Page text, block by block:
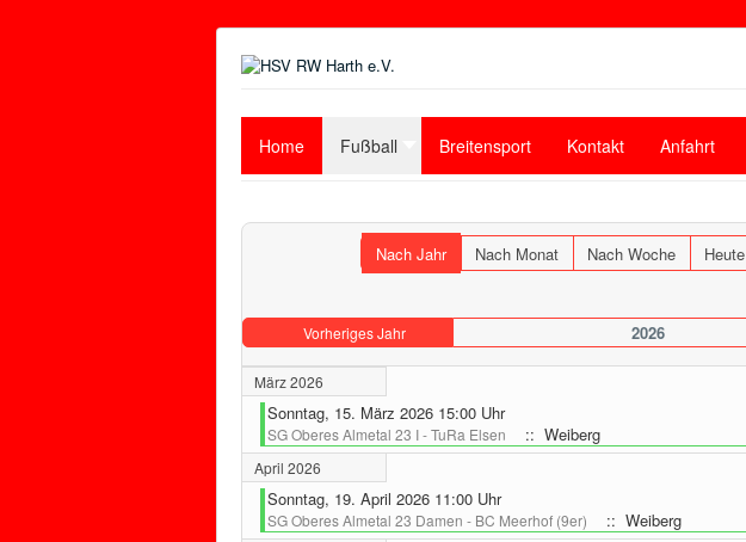
Home Fußball Breitensport Kontakt Anfahrt
Nach Jahr Nach Monat Nach Woche Heute
Vorheriges Jahr 2026
März 2026
Sonntag, 15. März 2026 15:00 Uhr
SG Oberes Almetal 23 I - TuRa Elsen :: Weiberg
April 2026
Sonntag, 19. April 2026 11:00 Uhr
SG Oberes Almetal 23 Damen - BC Meerhof (9er) :: Weiberg